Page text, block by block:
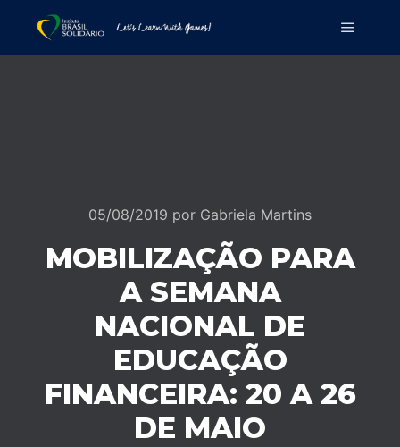
05/08/2019 por Gabriela Martins
MOBILIZAÇÃO PARA
A SEMANA
NACIONAL DE
EDUCAÇÃO
FINANCEIRA: 20 A 26
DE MAIO